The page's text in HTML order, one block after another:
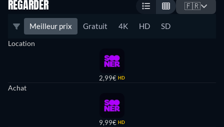
REGARDER 🇫🇷
Meilleur prix Gratuit 4K HD SD
Location
2,99€ HD
Achat
9,99€ HD